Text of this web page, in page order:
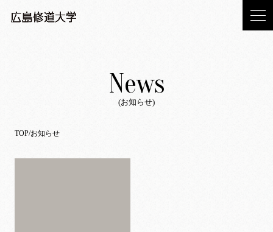
News
(お知らせ)
TOP お知らせ